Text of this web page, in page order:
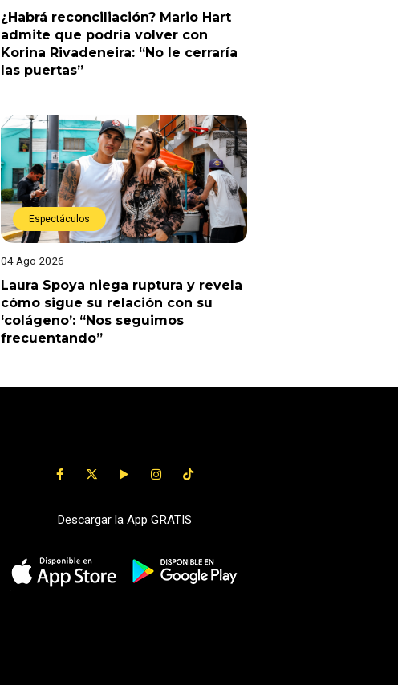
¿Habrá reconciliación? Mario Hart
admite que podría volver con
Korina Rivadeneira: “No le cerraría
las puertas”
Espectáculos
04 Ago 2026
Laura Spoya niega ruptura y revela
cómo sigue su relación con su
‘colágeno’: “Nos seguimos
frecuentando”
Descargar la App GRATIS